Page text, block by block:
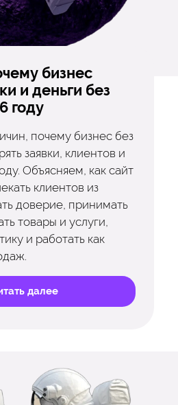
бизнес
и деньги без
году
почему бизнес без
заявки, клиентов и
Объясняем, как сайт
клиентов из
доверие, принимать
товары и услуги,
и работать как
далее